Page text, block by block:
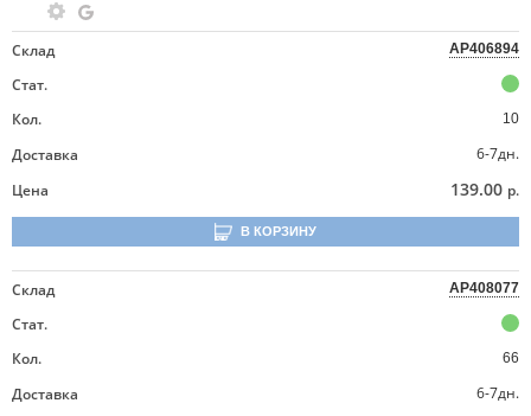
Склад AP406894
Стат.
Кол.
10
Доставка
6-7дн.
Цена
139.00 р.
В КОРЗИНУ
Склад AP408077
Стат.
Кол.
66
Доставка
6-7дн.